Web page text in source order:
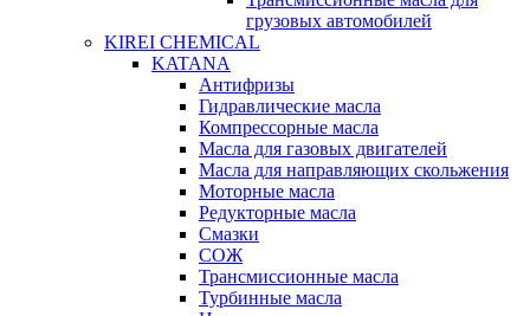
грузовых автомобилей
KIREI CHEMICAL
KATANA
Антифризы
Гидравлические масла
Компрессорные масла
Масла для газовых двигателей
Масла для направляющих скольжения
Моторные масла
Редукторные масла
Смазки
СОЖ
Трансмиссионные масла
Турбинные масла